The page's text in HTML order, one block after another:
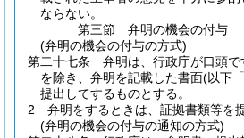
ならない。
第三節
弁明の機会の付与
(弁明の機会の付与の方式)
第二十七条
弁明は、行政庁が口頭
を除き、弁明を記載した書面(以下
提出してするものとする。
2
弁明をするときは、証拠書類等を
(弁明の機会の付与の通知の方式)